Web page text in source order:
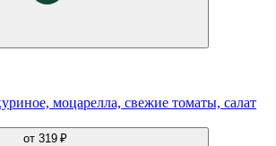
моцарелла, свежие томаты, салат
от 319 ₽